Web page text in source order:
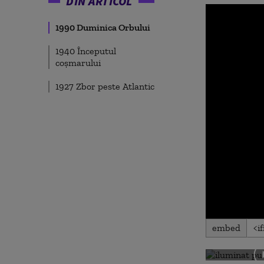
1990 Duminica Orbului
1940 Începutul
coșmarului
1927 Zbor peste Atlantic
0
seconds
0
seconds
embed